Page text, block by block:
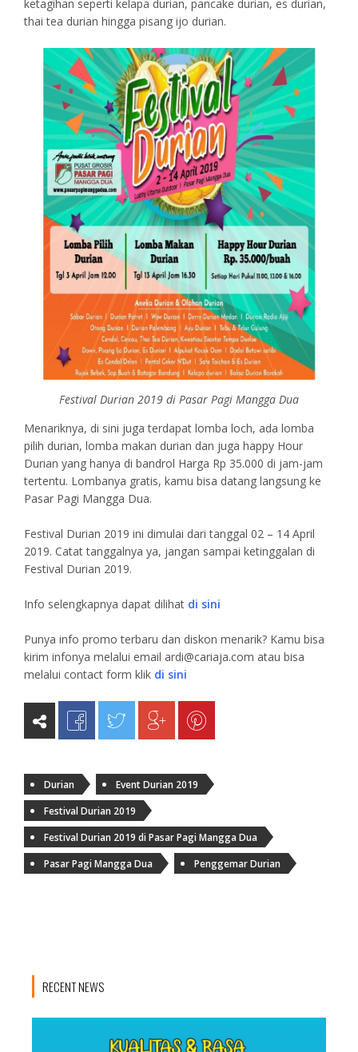
ketagihan seperti kelapa durian, pancake durian, es durian,
thai tea durian hingga pisang ijo durian.
Festival Durian 2019 di Pasar Pagi Mangga Dua
Menariknya, di sini juga terdapat lomba loch, ada lomba
pilih durian, lomba makan durian dan juga happy Hour
Durian yang hanya di bandrol Harga Rp 35.000 di jam-jam
tertentu. Lombanya gratis, kamu bisa datang langsung ke
Pasar Pagi Mangga Dua.
Festival Durian 2019 ini dimulai dari tanggal 02 – 14 April
2019. Catat tanggalnya ya, jangan sampai ketinggalan di
Festival Durian 2019.
Info selengkapnya dapat dilihat di sini
Punya info promo terbaru dan diskon menarik? Kamu bisa
kirim infonya melalui email ardi@cariaja.com atau bisa
melalui contact form klik di sini
Durian
Event Durian 2019
Festival Durian 2019
Festival Durian 2019 di Pasar Pagi Mangga Dua
Pasar Pagi Mangga Dua
Penggemar Durian
RECENT NEWS